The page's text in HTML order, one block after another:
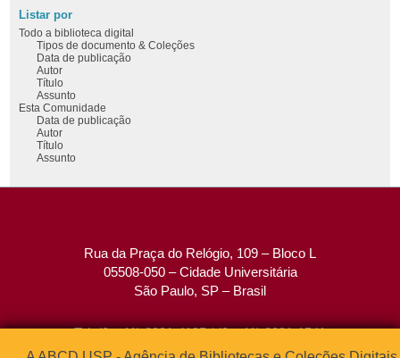
Listar por
Todo a biblioteca digital
Tipos de documento & Coleções
Data de publicação
Autor
Título
Assunto
Esta Comunidade
Data de publicação
Autor
Título
Assunto
Rua da Praça do Relógio, 109 – Bloco L
05508-050 – Cidade Universitária
São Paulo, SP – Brasil
Tel: (0xx11) 3091-4195 / (0xx11) 3091-1541
Fax: (0xx11) 3091-1567